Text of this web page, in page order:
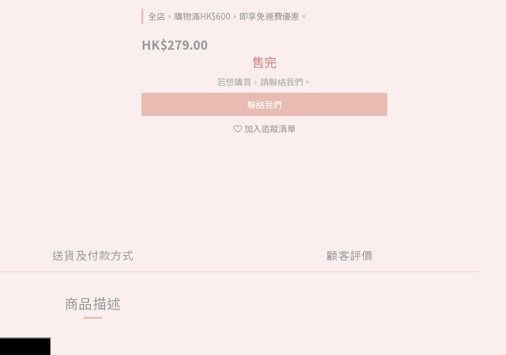
全店，購物滿HK$600，即享免運費優惠。
HK$279.00
售完
若想購買，請聯絡我們。
聯絡我們
加入追蹤清單
送貨及付款方式 顧客評價
商品描述